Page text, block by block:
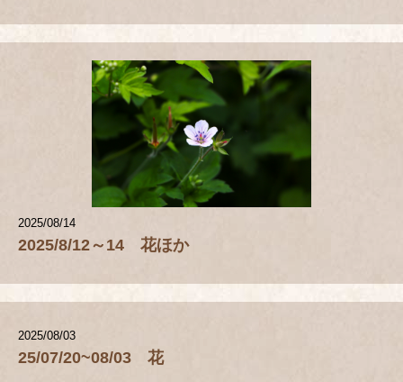
2025/08/14
2025/8/12～14 花ほか
2025/08/03
25/07/20~08/03 花